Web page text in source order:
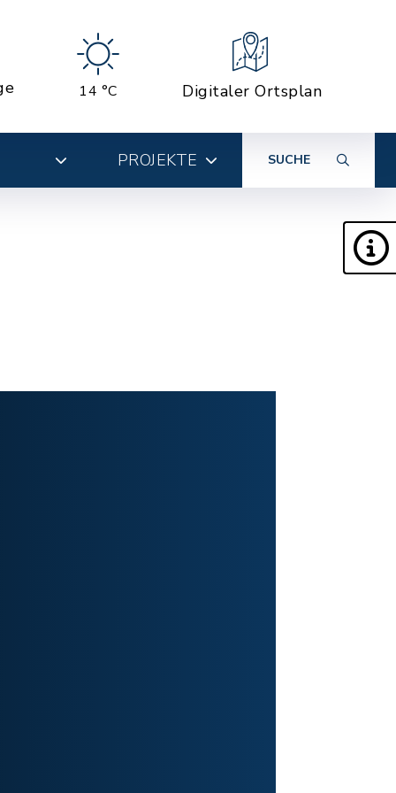
14 °C Digitaler Ortsplan
PROJEKTE SUCHE